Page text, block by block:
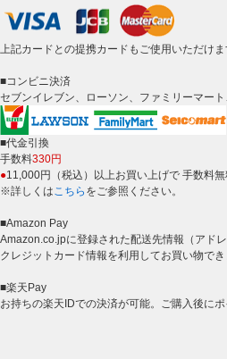
上記カードとの提携カードもご使用いただけま
■コンビニ決済
セブンイレブン、ローソン、ファミリーマー
■代金引換
手数料330円
●11,000円（税込）以上お買い上げで 手数料無
※詳しくはこちら をご参照ください。
■Amazon Pay
Amazon.co.jpに登録された配送先情報（アド
クレジットカード情報を利用してお買い物でき
■楽天Pay
お持ちの楽天IDでの決済が可能。ご購入後にポ